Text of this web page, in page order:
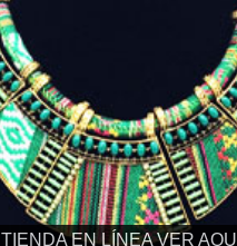
TIENDA EN LÍNEA VER AQUÍ